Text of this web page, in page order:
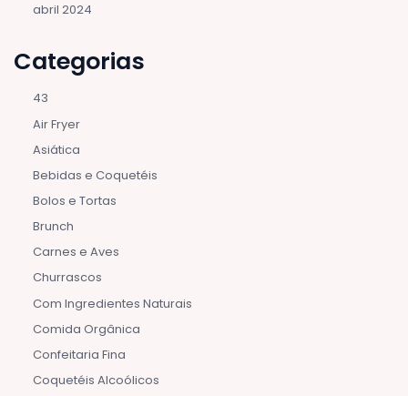
abril 2024
Categorias
43
Air Fryer
Asiática
Bebidas e Coquetéis
Bolos e Tortas
Brunch
Carnes e Aves
Churrascos
Com Ingredientes Naturais
Comida Orgânica
Confeitaria Fina
Coquetéis Alcoólicos